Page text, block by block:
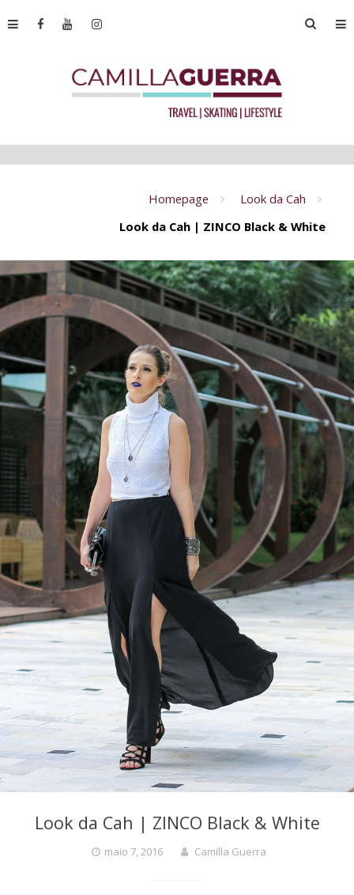
Homepage
Look da Cah
Look da Cah | ZINCO Black & White
Look da Cah | ZINCO Black & White
maio 7, 2016 Camilla Guerra